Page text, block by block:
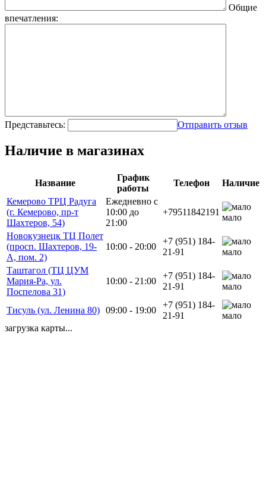
Общие
впечатления:
Представьтесь: Отправить отзыв
Наличие в магазинах
Название
График
работы
Телефон
Наличие
Кемерово ТРЦ Радуга
(г. Кемерово, пр-т
Шахтеров, 54)
Ежедневно с
10:00 до
21:00
+79511842191
мало
Новокузнецк ТЦ Полет
(просп. Шахтеров, 19-
А, пом. 2)
10:00 - 20:00
+7 (951) 184-
21-91
мало
Таштагол (ТЦ ЦУМ
Мария-Ра, ул.
Поспелова 31)
10:00 - 21:00
+7 (951) 184-
21-91
мало
Тисуль (ул. Ленина 80) 09:00 - 19:00
+7 (951) 184-
21-91
мало
загрузка карты...